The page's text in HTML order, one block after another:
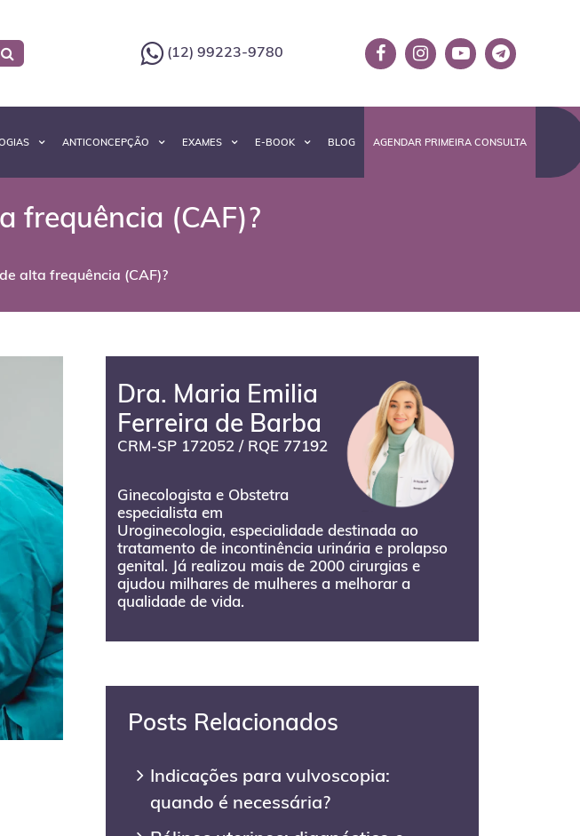
(12) 99223-9780
ANTICONCEPÇÃO EXAMES E-BOOK BLOG AGENDAR PRIMEIRA CONSULTA
frequência (CAF)?
alta frequência (CAF)?
Dra. Maria Emilia
Ferreira de Barba
CRM-SP 172052 / RQE 77192
Ginecologista e Obstetra
especialista em
Uroginecologia, especialidade destinada ao
tratamento de incontinência urinária e prolapso
genital. Já realizou mais de 2000 cirurgias e
ajudou milhares de mulheres a melhorar a
qualidade de vida.
Posts Relacionados
Indicações para vulvoscopia:
quando é necessária?